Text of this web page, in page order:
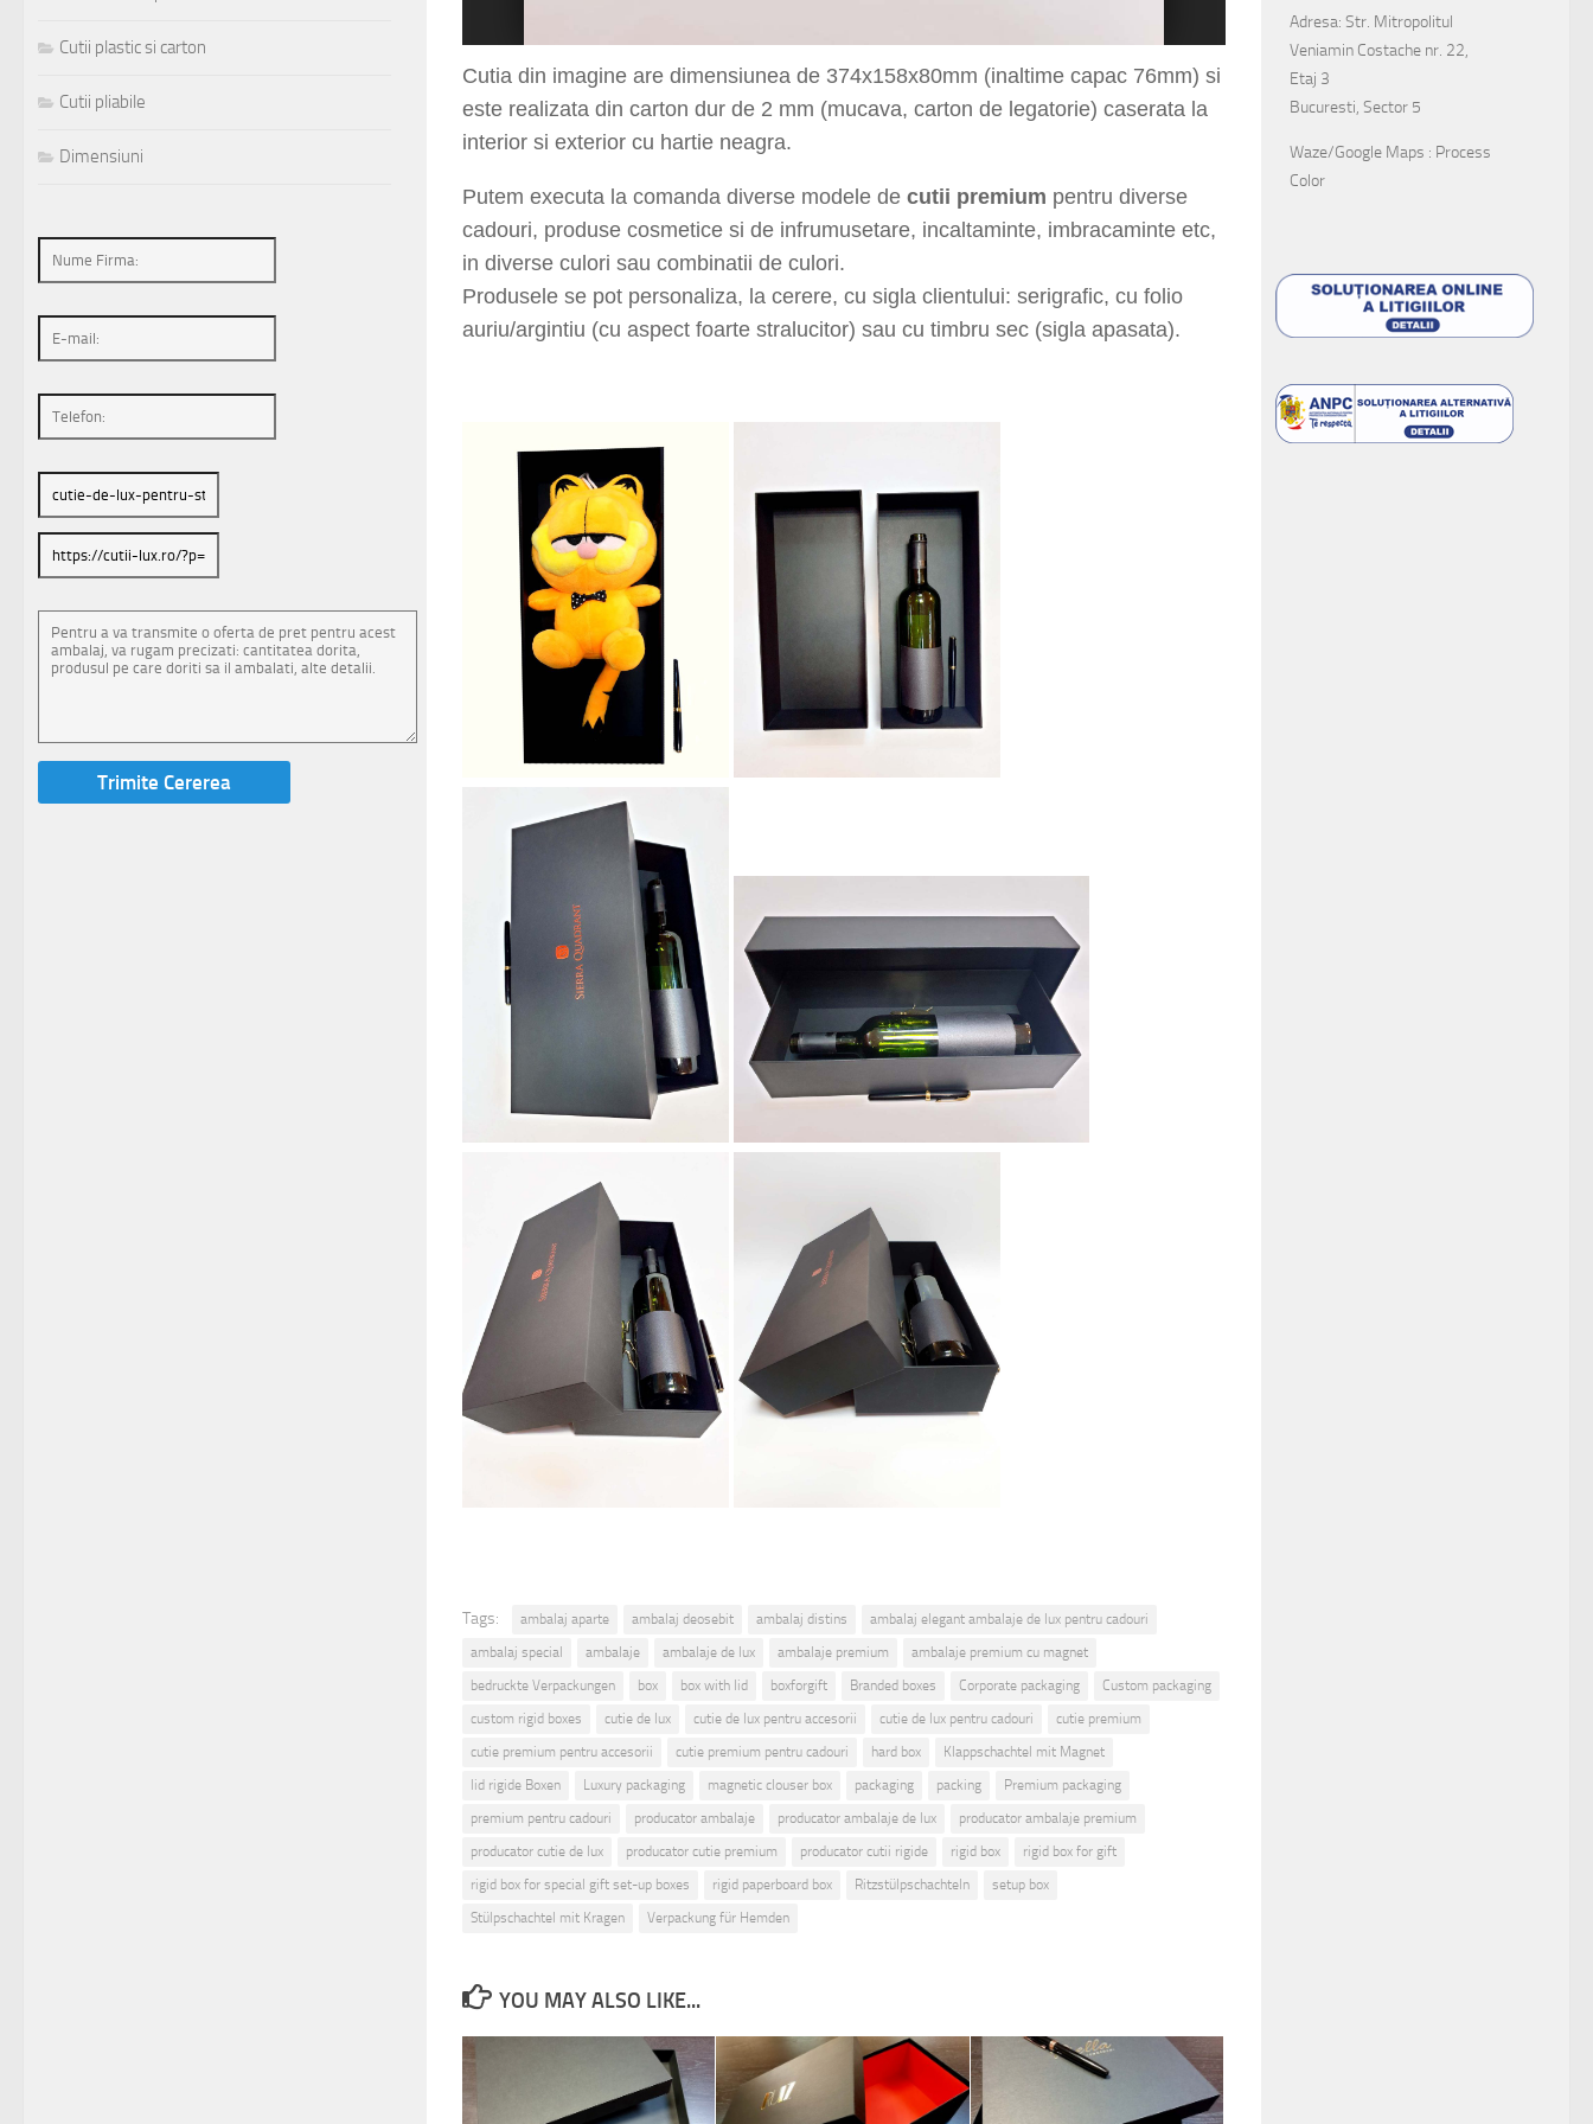
Cutia din imagine are dimensiunea de 374x158x80mm (inaltime capac 76mm) si
este realizata din carton dur de 2 mm (mucava, carton de legatorie) caserata la
interior si exterior cu hartie neagra.
Putem executa la comanda diverse modele de cutii premium pentru diverse
cadouri, produse cosmetice si de infrumusetare, incaltaminte, imbracaminte etc,
in diverse culori sau combinatii de culori.
Produsele se pot personaliza, la cerere, cu sigla clientului: serigrafic, cu folio
auriu/argintiu (cu aspect foarte stralucitor) sau cu timbru sec (sigla apasata).
Tags: ambalaj aparte ambalaj deosebit ambalaj distins
ambalaj elegant ambalaje de lux pentru cadouri
ambalaj special
ambalaje ambalaje de lux ambalaje premium
ambalaje premium cu magnet
bedruckte Verpackungen
box box with lid boxforgift Branded boxes Corporate packaging
Custom packaging
custom rigid boxes
cutie de lux cutie de lux pentru accesorii cutie de lux pentru cadouri
cutie premium
cutie premium pentru accesorii
cutie premium pentru cadouri hard box
Klappschachtel mit Magnet
lid rigide Boxen
Luxury packaging magnetic clouser box packaging packing
Premium packaging
premium pentru cadouri
producator ambalaje producator ambalaje de lux
producator ambalaje premium
producator cutie de lux
producator cutie premium producator cutii rigide rigid box
rigid box for gift
rigid box for special gift set-up boxes
rigid paperboard box Ritzstülpschachteln
setup box
Stülpschachtel mit Kragen
Verpackung für Hemden
YOU MAY ALSO LIKE...
Cutii plastic si carton
Cutii pliabile
Dimensiuni
Adresa: Str. Mitropolitul
Veniamin Costache nr. 22,
Etaj 3
Bucuresti, Sector 5
Waze/Google Maps : Process
Color